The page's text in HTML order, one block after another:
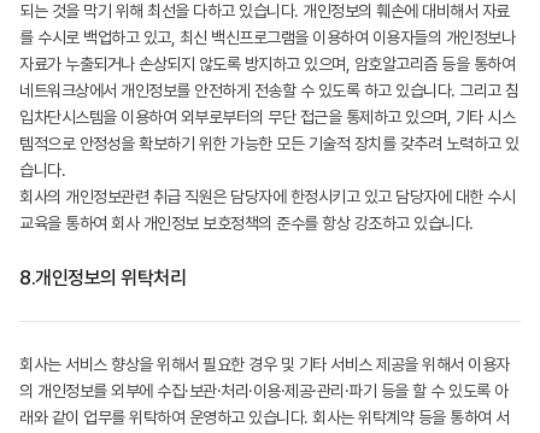
되는 것을 막기 위해 최선을 다하고 있습니다. 개인정보의 훼손에 대비해서 자료
를 수시로 백업하고 있고, 최신 백신프로그램을 이용하여 이용자들의 개인정보나
자료가 누출되거나 손상되지 않도록 방지하고 있으며, 암호알고리즘 등을 통하여
네트워크상에서 개인정보를 안전하게 전송할 수 있도록 하고 있습니다. 그리고 침
입차단시스템을 이용하여 외부로부터의 무단 접근을 통제하고 있으며, 기타 시스
템적으로 안정성을 확보하기 위한 가능한 모든 기술적 장치를 갖추려 노력하고 있
습니다.
회사의 개인정보관련 취급 직원은 담당자에 한정시키고 있고 담당자에 대한 수시
교육을 통하여 회사 개인정보 보호정책의 준수를 항상 강조하고 있습니다.
8.개인정보의 위탁처리
회사는 서비스 향상을 위해서 필요한 경우 및 기타 서비스 제공을 위해서 이용자
의 개인정보를 외부에 수집·보관·처리·이용·제공·관리·파기 등을 할 수 있도록 아
래와 같이 업무를 위탁하여 운영하고 있습니다. 회사는 위탁계약 등을 통하여 서